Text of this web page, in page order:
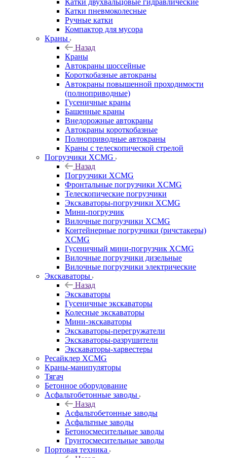
Катки двухвальцовые гидравлические
Катки пневмоколесные
Ручные катки
Компактор для мусора
Краны
Назад
Краны
Автокраны шоссейные
Короткобазные автокраны
Автокраны повышенной проходимости
(полноприводные)
Гусеничные краны
Башенные краны
Внедорожные автокраны
Автокраны короткобазные
Полноприводные автокраны
Краны с телескопической стрелой
Погрузчики XCMG
Назад
Погрузчики XCMG
Фронтальные погрузчики XCMG
Телескопические погрузчики
Экскаваторы-погрузчики XCMG
Мини-погрузчик
Вилочные погрузчики XCMG
Контейнерные погрузчики (ричстакеры)
XCMG
Гусеничный мини-погрузчик XCMG
Вилочные погрузчики дизельные
Вилочные погрузчики электрические
Экскаваторы
Назад
Экскаваторы
Гусеничные экскаваторы
Колесные экскаваторы
Мини-экскаваторы
Экскаваторы-перегружатели
Экскаваторы-разрушители
Экскаваторы-харвестеры
Ресайклер XCMG
Краны-манипуляторы
Тягач
Бетонное оборудование
Асфальтобетонные заводы
Назад
Асфальтобетонные заводы
Асфальтные заводы
Бетоносмесительные заводы
Грунтосмесительные заводы
Портовая техника